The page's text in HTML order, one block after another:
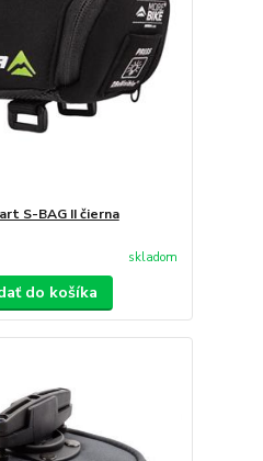
S-BAG II čierna
skladom
do košíka